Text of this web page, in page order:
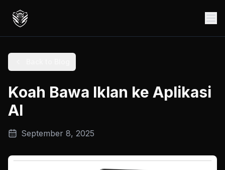
Koah Bawa Iklan ke Aplikasi
AI
September 8, 2025